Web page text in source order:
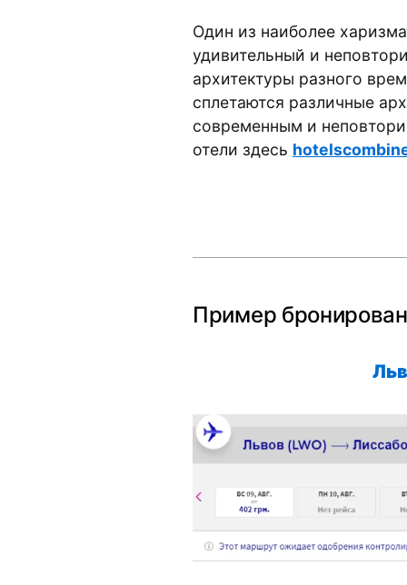
Один из наиболее
удивительный и
архитектуры разного
сплетаются различные
современным и
отели здесь
Пример